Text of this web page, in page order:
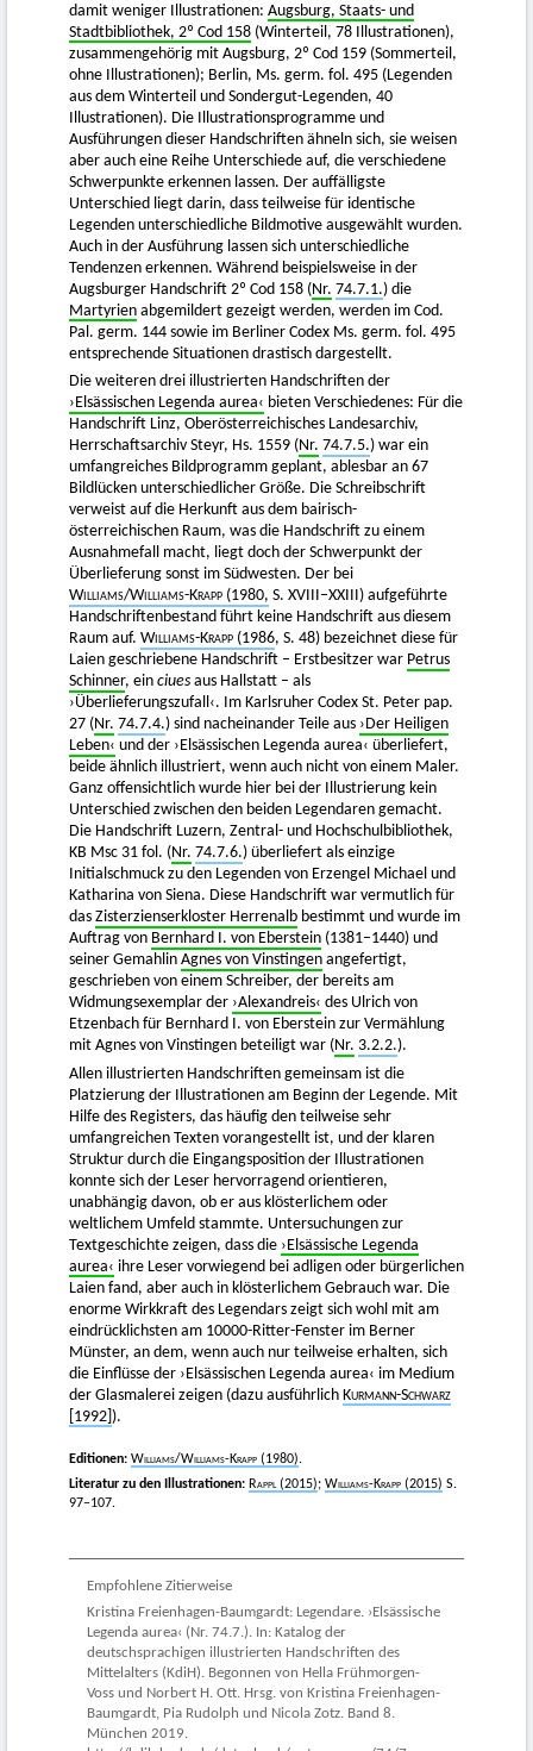
damit weniger Illustrationen: Augsburg, Staats- und
Stadtbibliothek, 2º Cod 158 (Winterteil, 78 Illustrationen),
zusammengehörig mit Augsburg, 2º Cod 159 (Sommerteil,
ohne Illustrationen); Berlin, Ms. germ. fol. 495 (Legenden
aus dem Winterteil und Sondergut-Legenden, 40
Illustrationen). Die Illustrationsprogramme und
Ausführungen dieser Handschriften ähneln sich, sie weisen
aber auch eine Reihe Unterschiede auf, die verschiedene
Schwerpunkte erkennen lassen. Der auffälligste
Unterschied liegt darin, dass teilweise für identische
Legenden unterschiedliche Bildmotive ausgewählt wurden.
Auch in der Ausführung lassen sich unterschiedliche
Tendenzen erkennen. Während beispielsweise in der
Augsburger Handschrift 2º Cod 158 (Nr. 74.7.1.) die
Martyrien abgemildert gezeigt werden, werden im Cod.
Pal. germ. 144 sowie im Berliner Codex Ms. germ. fol. 495
entsprechende Situationen drastisch dargestellt.
Die weiteren drei illustrierten Handschriften der
›Elsässischen Legenda aurea‹ bieten Verschiedenes: Für die
Handschrift Linz, Oberösterreichisches Landesarchiv,
Herrschaftsarchiv Steyr, Hs. 1559 (Nr. 74.7.5.) war ein
umfangreiches Bildprogramm geplant, ablesbar an 67
Bildlücken unterschiedlicher Größe. Die Schreibschrift
verweist auf die Herkunft aus dem bairisch-
österreichischen Raum, was die Handschrift zu einem
Ausnahmefall macht, liegt doch der Schwerpunkt der
Überlieferung sonst im Südwesten. Der bei
Williams/Williams-Krapp (1980, S. XVIII–XXIII) aufgeführte
Handschriftenbestand führt keine Handschrift aus diesem
Raum auf. Williams-Krapp (1986, S. 48) bezeichnet diese für
Laien geschriebene Handschrift – Erstbesitzer war Petrus
Schinner, ein ciues aus Hallstatt – als
›Überlieferungszufall‹. Im Karlsruher Codex St. Peter pap.
27 (Nr. 74.7.4.) sind nacheinander Teile aus ›Der Heiligen
Leben‹ und der ›Elsässischen Legenda aurea‹ überliefert,
beide ähnlich illustriert, wenn auch nicht von einem Maler.
Ganz offensichtlich wurde hier bei der Illustrierung kein
Unterschied zwischen den beiden Legendaren gemacht.
Die Handschrift Luzern, Zentral- und Hochschulbibliothek,
KB Msc 31 fol. (Nr. 74.7.6.) überliefert als einzige
Initialschmuck zu den Legenden von Erzengel Michael und
Katharina von Siena. Diese Handschrift war vermutlich für
das Zisterzienserkloster Herrenalb bestimmt und wurde im
Auftrag von Bernhard I. von Eberstein (1381–1440) und
seiner Gemahlin Agnes von Vinstingen angefertigt,
geschrieben von einem Schreiber, der bereits am
Widmungsexemplar der ›Alexandreis‹ des Ulrich von
Etzenbach für Bernhard I. von Eberstein zur Vermählung
mit Agnes von Vinstingen beteiligt war (Nr. 3.2.2.).
Allen illustrierten Handschriften gemeinsam ist die
Platzierung der Illustrationen am Beginn der Legende. Mit
Hilfe des Registers, das häufig den teilweise sehr
umfangreichen Texten vorangestellt ist, und der klaren
Struktur durch die Eingangsposition der Illustrationen
konnte sich der Leser hervorragend orientieren,
unabhängig davon, ob er aus klösterlichem oder
weltlichem Umfeld stammte. Untersuchungen zur
Textgeschichte zeigen, dass die ›Elsässische Legenda
aurea‹ ihre Leser vorwiegend bei adligen oder bürgerlichen
Laien fand, aber auch in klösterlichem Gebrauch war. Die
enorme Wirkkraft des Legendars zeigt sich wohl mit am
eindrücklichsten am 10000-Ritter-Fenster im Berner
Münster, an dem, wenn auch nur teilweise erhalten, sich
die Einflüsse der ›Elsässischen Legenda aurea‹ im Medium
der Glasmalerei zeigen (dazu ausführlich Kurmann-Schwarz
[1992] ).
Editionen: Williams/Williams-Krapp (1980).
Literatur zu den Illustrationen: Rappl(2015); Williams-Krapp (2015) S.
97–107.
Empfohlene Zitierweise
Kristina Freienhagen-Baumgardt: Legendare. ›Elsässische
Legenda aurea‹ (Nr. 74.7.). In: Katalog der
deutschsprachigen illustrierten Handschriften des
Mittelalters (KdiH). Begonnen von Hella Frühmorgen-
Voss und Norbert H. Ott. Hrsg. von Kristina Freienhagen-
Baumgardt, Pia Rudolph und Nicola Zotz. Band 8.
München 2019.